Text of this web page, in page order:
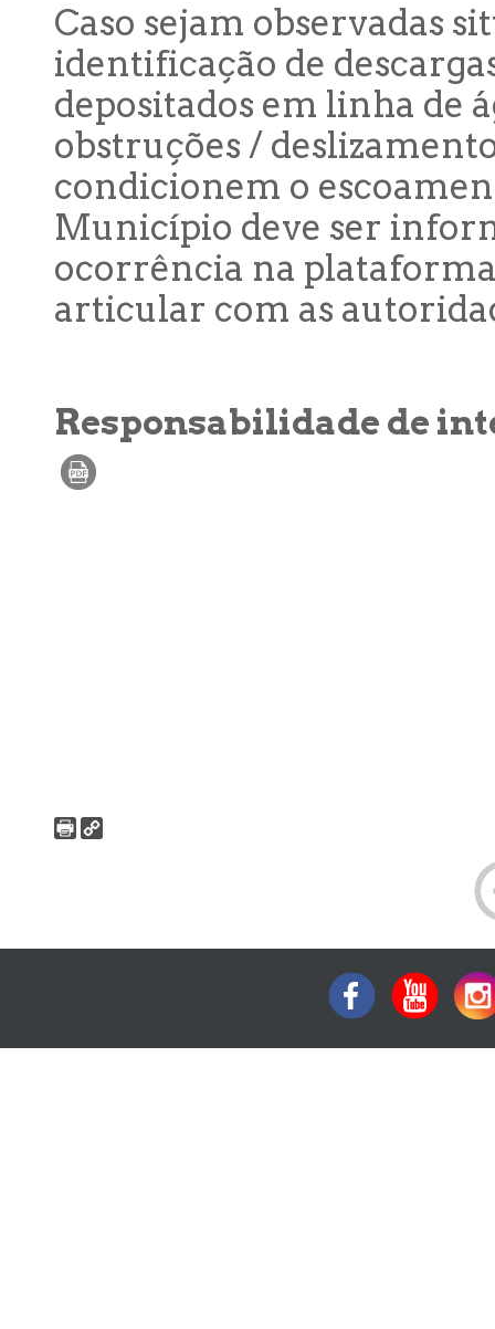
Caso sejam observadas
identificação de
depositados em linha de
obstruções /
condicionem o
Município deve ser
ocorrência na
articular com as
Responsabilidade de